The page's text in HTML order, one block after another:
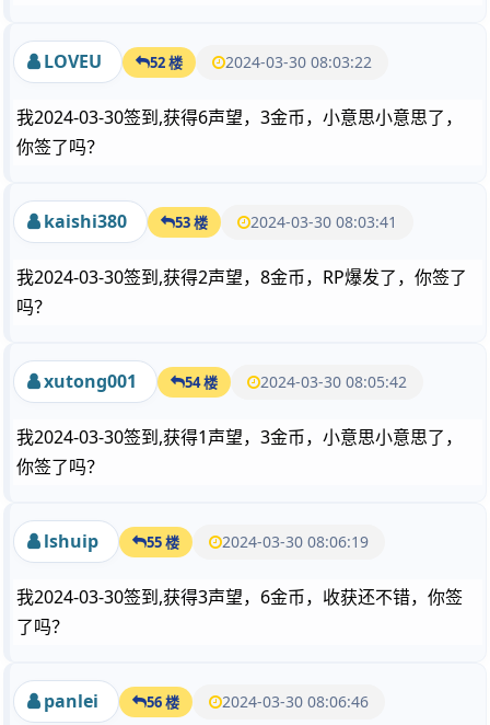
LOVEU 52 楼 2024-03-30 08:03:22
我2024-03-30签到,获得6声望，3金币，小意思小意思了，
你签了吗？
kaishi380 53 楼 2024-03-30 08:03:41
我2024-03-30签到,获得2声望，8金币，RP爆发了，你签了
吗？
xutong001 54 楼 2024-03-30 08:05:42
我2024-03-30签到,获得1声望，3金币，小意思小意思了，
你签了吗？
lshuip 55 楼 2024-03-30 08:06:19
我2024-03-30签到,获得3声望，6金币，收获还不错，你签
了吗？
panlei 56 楼 2024-03-30 08:06:46